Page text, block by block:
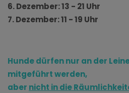
6. Dezember: 13 - 21 Uhr
7. Dezember: 11 - 19 Uhr
Hunde dürfen nur an der
mitgeführt werden,
aber nicht in die